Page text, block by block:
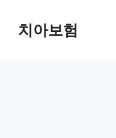
content치아보험